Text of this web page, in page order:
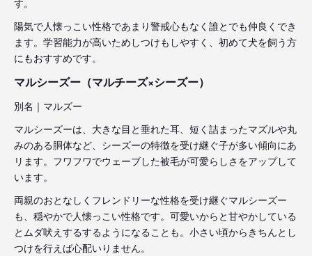
陽気で人懐っこい性格であまり警戒心もなく誰とでも仲良くでき
ます。学習能力が高いためしつけもしやすく、初めて犬を飼う方
にもおすすめです。
マルシーズー（マルチーズ×シーズー）
別名｜マルズー
マルシーズーは、大きな目と垂れた耳、短く詰まったマズルや丸
みのある胴体など、シーズーの特徴を受け継ぐ子が多い傾向にあ
リます。フワフワでウェーブした被毛が可愛らしさをアップして
います。
両親のおとなしくフレンドリーな性格を受け継ぐマルシーズー
も、穏やかで人懐っこい性格です。可愛いからと甘やかしている
とムダ吠えするするようになることも。小さい頃からきちんとし
つけを行えば心配いりません。